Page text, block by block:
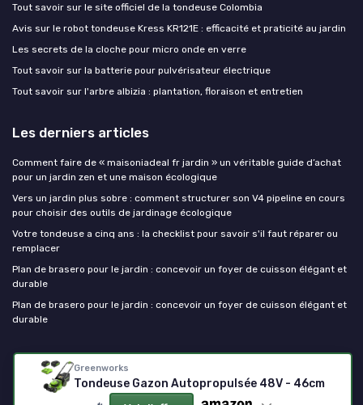
Greenworks
Tondeuse Gazon Autopropulsée 48V - 46cm
Tout savoir sur le site officiel de la tondeuse Colombia
Avis sur le robot tondeuse Kress KR121E : efficacité et praticité au jardin
Les secrets de la cloche pour micro onde en verre
Tout savoir sur la batterie pour pulvérisateur électrique
Tout savoir sur l'arbre albizia : plantation, floraison et entretien
Les derniers articles
Comment faire de « maisoniadeal fr jardin » un véritable guide d’achat
pour un jardin zen et une maison écologique
Vers un jardin plus sobre : comment structurer son V4 pipeline en cours
pour choisir des outils de jardinage écologique
Votre tondeuse a cinq ans : la checklist pour savoir s'il faut réparer ou
remplacer
Plan de brasero pour le jardin : concevoir un foyer de cuisson élégant et
durable
Plan de brasero pour le jardin : concevoir un foyer de cuisson élégant et
durable
Outils de jardinage